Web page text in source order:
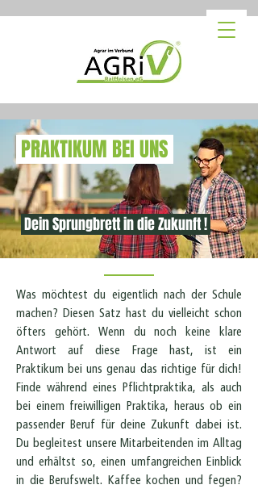
PRAKTIKUM BEI UNS
Dein Sprungbrett in die Zukunft !
Was möchtest du eigentlich nach der Schule
machen? Diesen Satz hast du vielleicht schon
öfters gehört. Wenn du noch keine klare
Antwort auf diese Frage hast, ist ein
Praktikum bei uns genau das richtige für dich!
Finde während eines Pflichtpraktika, als auch
bei einem freiwilligen Praktika, heraus ob ein
passender Beruf für deine Zukunft dabei ist.
Du begleitest unsere Mitarbeitenden im Alltag
und erhältst so, einen umfangreichen Einblick
in die Berufswelt. Kaffee kochen und fegen?